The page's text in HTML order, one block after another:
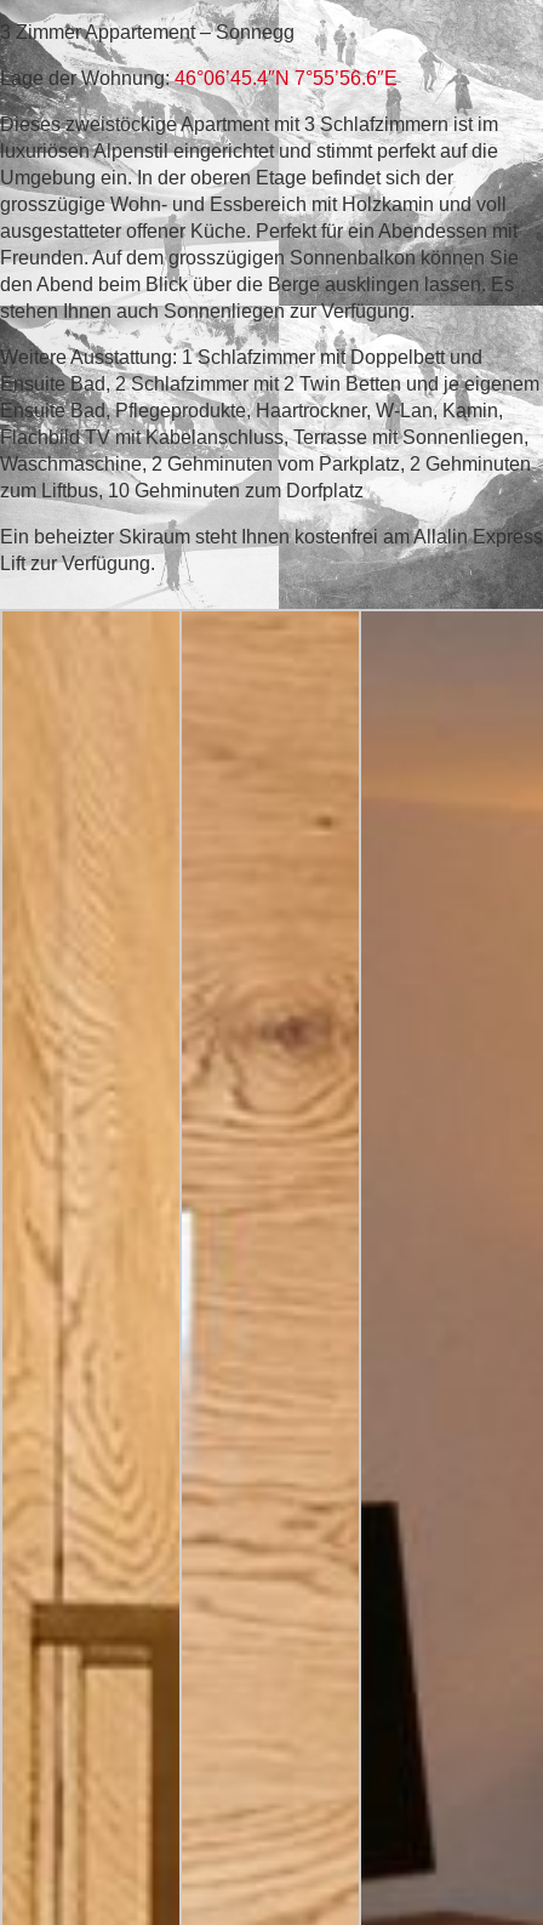
3 Zimmer Appartement – Sonnegg
Lage der Wohnung:46°06’45.4″N 7°55’56.6″E
Dieses zweistöckige Apartment mit 3 Schlafzimmern ist im
luxuriösen Alpenstil eingerichtet und stimmt perfekt auf die
Umgebung ein. In der oberen Etage befindet sich der
grosszügige Wohn- und Essbereich mit Holzkamin und voll
ausgestatteter offener Küche. Perfekt für ein Abendessen mit
Freunden. Auf dem grosszügigen Sonnenbalkon können Sie
den Abend beim Blick über die Berge ausklingen lassen. Es
stehen Ihnen auch Sonnenliegen zur Verfügung.
Weitere Ausstattung: 1 Schlafzimmer mit Doppelbett und
Ensuite Bad, 2 Schlafzimmer mit 2 Twin Betten und je eigenem
Ensuite Bad, Pflegeprodukte, Haartrockner, W-Lan, Kamin,
Flachbild TV mit Kabelanschluss, Terrasse mit Sonnenliegen,
Waschmaschine, 2 Gehminuten vom Parkplatz, 2 Gehminuten
zum Liftbus, 10 Gehminuten zum Dorfplatz
Ein beheizter Skiraum steht Ihnen kostenfrei am Allalin Express
Lift zur Verfügung.